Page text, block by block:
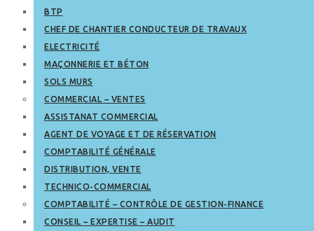
BTP
CHEF DE CHANTIER CONDUCTEUR DE TRAVAUX
ELECTRICITÉ
MAÇONNERIE ET BÉTON
SOLS MURS
COMMERCIAL – VENTES
ASSISTANAT COMMERCIAL
AGENT DE VOYAGE ET DE RÉSERVATION
COMPTABILITÉ GÉNÉRALE
DISTRIBUTION, VENTE
TECHNICO-COMMERCIAL
COMPTABILITÉ – CONTRÔLE DE GESTION-FINANCE
CONSEIL – EXPERTISE – AUDIT